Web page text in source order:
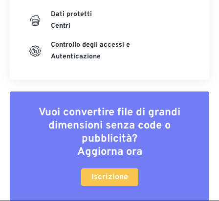
Dati protetti
Centri
Controllo degli accessi e
Autenticazione
Vuoi convertire file di grandi
dimensioni senza code o
pubblicità?
Aggiorna ora
Iscrizione